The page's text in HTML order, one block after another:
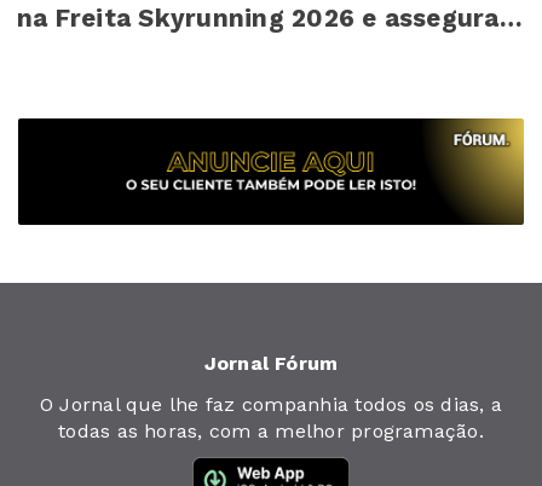
na Freita Skyrunning 2026 e assegura
Jornal Fórum
O Jornal que lhe faz companhia todos os dias, a
todas as horas, com a melhor programação.